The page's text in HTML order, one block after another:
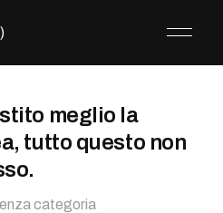
meglio la
tutto questo non
categoria